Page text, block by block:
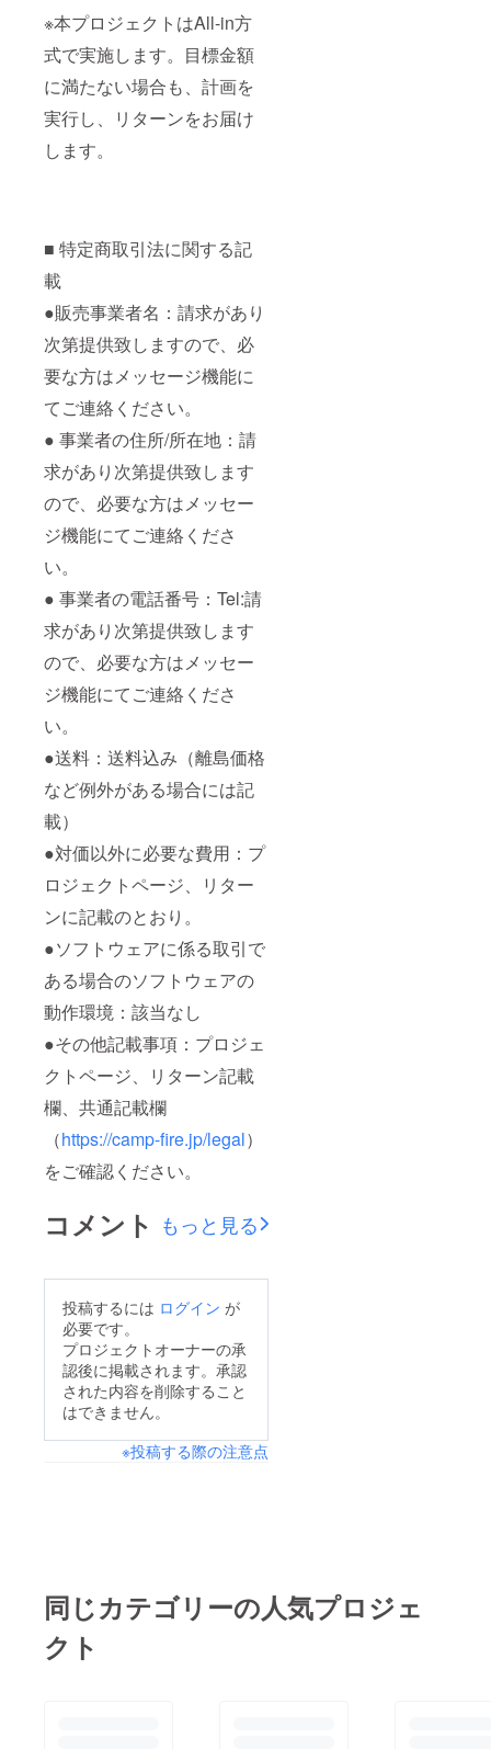
※本プロジェクトはAll-in方
式で実施します。目標金額
に満たない場合も、計画を
実行し、リターンをお届け
します。
■ 特定商取引法に関する記
載
●販売事業者名：請求があり
次第提供致しますので、必
要な方はメッセージ機能に
てご連絡ください。
● 事業者の住所/所在地：請
求があり次第提供致します
ので、必要な方はメッセー
ジ機能にてご連絡くださ
い。
● 事業者の電話番号：Tel:請
求があり次第提供致します
ので、必要な方はメッセー
ジ機能にてご連絡くださ
い。
●送料：送料込み（離島価格
など例外がある場合には記
載）
●対価以外に必要な費用：プ
ロジェクトページ、リター
ンに記載のとおり。
●ソフトウェアに係る取引で
ある場合のソフトウェアの
動作環境：該当なし
●その他記載事項：プロジェ
クトページ、リターン記載
欄、共通記載欄
（https://camp-fire.jp/legal）
をご確認ください。
コメント もっと見る
投稿するには ログイン が
必要です。
プロジェクトオーナーの承
認後に掲載されます。承認
された内容を削除すること
はできません。
※投稿する際の注意点
同じカテゴリーの人気プロジェ
クト